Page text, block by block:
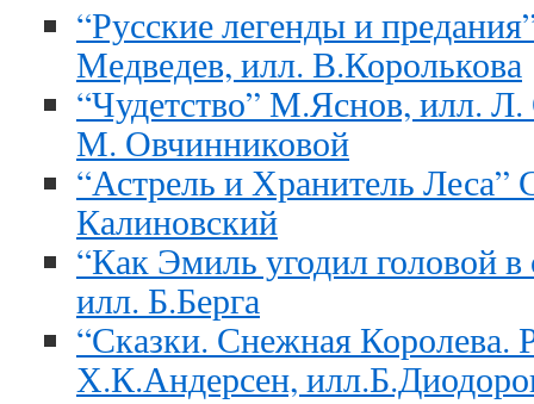
“Русские легенды и
Медведев, илл. В.Королькова
“Чудетство” М.Яснов, илл.
М. Овчинниковой
“Астрель и Хранитель
Калиновский
“Как Эмиль угодил головой
илл. Б.Берга
“Сказки. Снежная Королева.
Х.К.Андерсен,